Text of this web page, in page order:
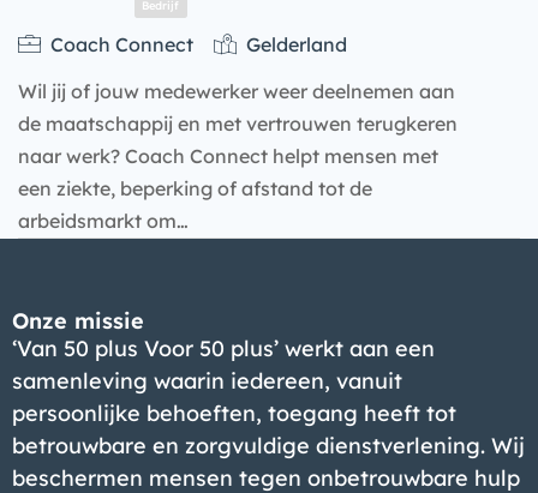
Coach Connect
Gelderland
Wil jij of jouw medewerker weer deelnemen aan
de maatschappij en met vertrouwen terugkeren
naar werk? Coach Connect helpt mensen met
een ziekte, beperking of afstand tot de
arbeidsmarkt om…
Onze missie
‘Van 50 plus Voor 50 plus’ werkt aan een
samenleving waarin iedereen, vanuit
persoonlijke behoeften, toegang heeft tot
betrouwbare en zorgvuldige dienstverlening. Wij
beschermen mensen tegen onbetrouwbare hulp